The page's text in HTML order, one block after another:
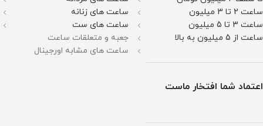
ساعت 2 تا 3 میلیون
ساعت 3 تا 5 میلیون
ساعت از 5 میلیون به بالا
اعتماد شما افتخار ماست
ساعت های زنانه
ساعت های ست
جعبه و متعلقات ساعت
ساعت های مشابه اورجینال